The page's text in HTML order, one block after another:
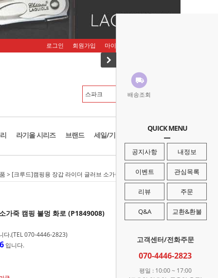
배송조회
QUICK MENU
공지사항 내정보
이벤트 관심목록
리뷰 주문
Q&A 교환&환불
고객센터/전화주문
070-4446-2823
평일 : 10:00 ~ 17:00
로그인 회원가입 마이페이지
라기올 시리즈 브랜드 세일/기획존
> [크루드]캠핑용 장갑 라이더 글러브 소가죽 캠핑 불멍 화로 (P1849008)
가죽 캠핑 불멍 화로 (P1849008)
다.(TEL 070-4446-2823)
입니다.